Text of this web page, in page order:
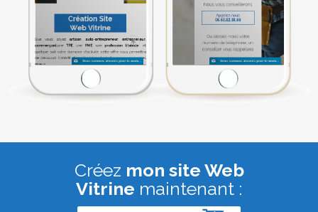
Créez mon site Web
Vitrine maintenant :